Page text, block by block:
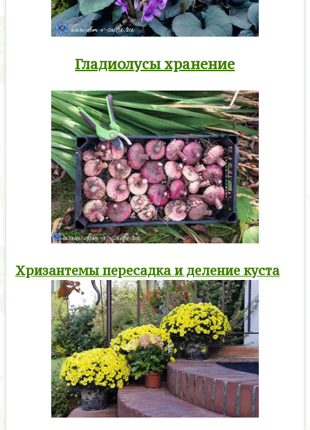
Гладиолусы хранение
Хризантемы пересадка и деление куста